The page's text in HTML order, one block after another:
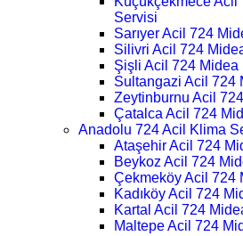
Servisi
Sarıyer Acil 724
Silivri Acil 724
Şişli Acil 724 Midea
Sultangazi Acil 724
Zeytinburnu Acil
Çatalca Acil 724
Anadolu 724 Acil Klima
Ataşehir Acil 724
Beykoz Acil 724
Çekmeköy Acil 724
Kadıköy Acil 724
Kartal Acil 724
Maltepe Acil 724